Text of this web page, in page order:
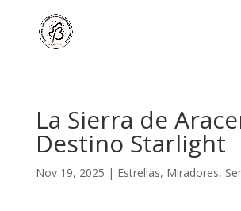
La Sierra de
Destino Starlight
Nov 19, 2025 | Estrellas, Miradores,